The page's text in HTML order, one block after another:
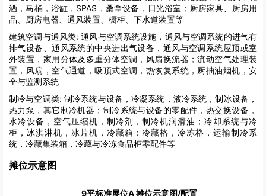
洒，马桶，浴缸，SPAS，桑拿设备，日光浴室；厨房家具、厨房用
品、厨房电器、通风装置、橱柜、下水道装置等
建筑空调与通风类: 通风与空调系统设施，通风与空调系统的进气有
排气设备、通风系统的中央进出气设备，通风与空调系统屋顶或室
外装置，家用分体及多重分体空调，风扇换流器；流动空气处理装
置，风扇，空气通道，吸顶式空调，热恢复系统，厨抽油烟机，安
全与监测系统
制冷与空调类: 制冷系统与设备，冷凝系统，液冷系统，制冰设备，
热力泵，其它制冷机器；制冷系统与设备的零配件，热交换设备，
水冷设备，空气压缩机，制冷剂，制冷机润滑油；冷却系统与冷
柜，冰淇淋机，冰片机，冷藏箱；冷藏格，冷冻格，运输制冷系
统，冷藏集装箱，冷藏与冷冻食品柜零配件等
摊位示意图
9平标准展位A 摊位示意图/配置